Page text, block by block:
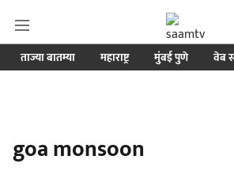
ताज्या बातम्या महाराष्ट्र मुंबई पुणे वेब
goa monsoon